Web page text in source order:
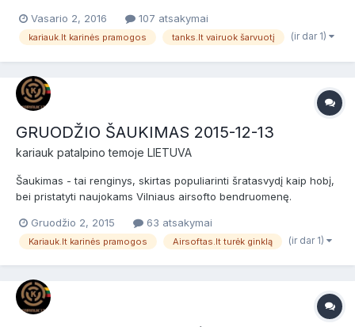
žaidėjams bei airsofto komandoms. Prieš žaidimą bus NEMOKAMI
dviejų valandų baziniai kariniai mokymai, po jų žaidimas....
Vasario 2, 2016 107 atsakymai
kariauk.lt karinės pramogos tanks.lt vairuok šarvuotį (ir dar 1)
GRUODŽIO ŠAUKIMAS 2015-12-13
kariauk patalpino temoje LIETUVA
Šaukimas - tai renginys, skirtas populiarinti šratasvydį kaip hobį,
bei pristatyti naujokams Vilniaus airsofto bendruomenę.
žaidėjams bei airsofto komandoms. Prieš žaidimą bus NEMOKAMI
dviejų valandų baziniai kariniai mokymai, po jų žaidimas....
Gruodžio 2, 2015 63 atsakymai
Kariauk.lt karinės pramogos Airsoftas.lt turėk ginklą (ir dar 1)